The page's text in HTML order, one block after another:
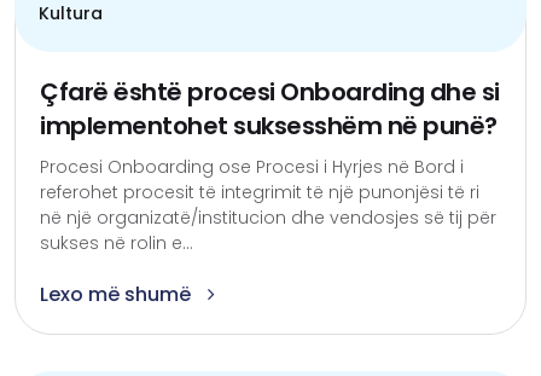
Kultura
Çfarë është procesi Onboarding dhe si
implementohet suksesshëm në punë?
Procesi Onboarding ose Procesi i Hyrjes në Bord i
referohet procesit të integrimit të një punonjësi të ri
në një organizatë/institucion dhe vendosjes së tij për
sukses në rolin e...
Lexo më shumë